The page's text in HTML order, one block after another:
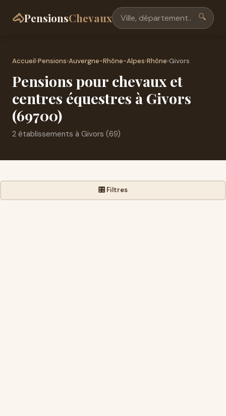
🐴PensionsChevaux 🔍
Accueil›Pensions›Auvergne-Rhône-Alpes›Rhône›Givors
Pensions pour chevaux et
centres équestres à Givors
(69700)
2 établissements à Givors (69)
🎛️ Filtres